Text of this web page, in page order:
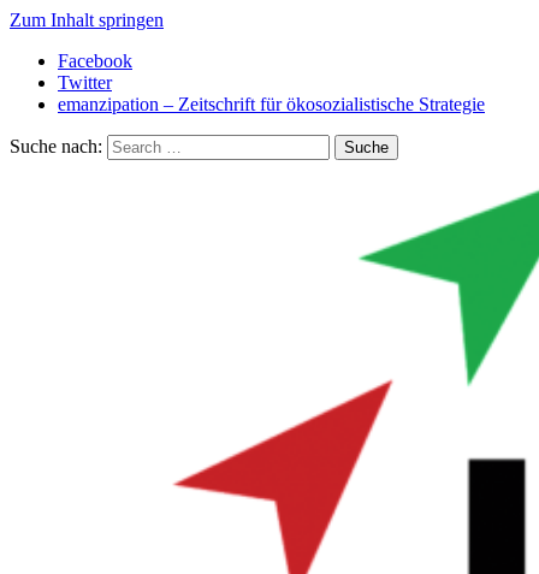
Zum Inhalt springen
Facebook
Twitter
emanzipation – Zeitschrift für ökosozialistische Strategie
Suche nach: